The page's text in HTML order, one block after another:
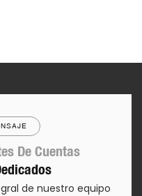
De Cuentas
de nuestro equipo